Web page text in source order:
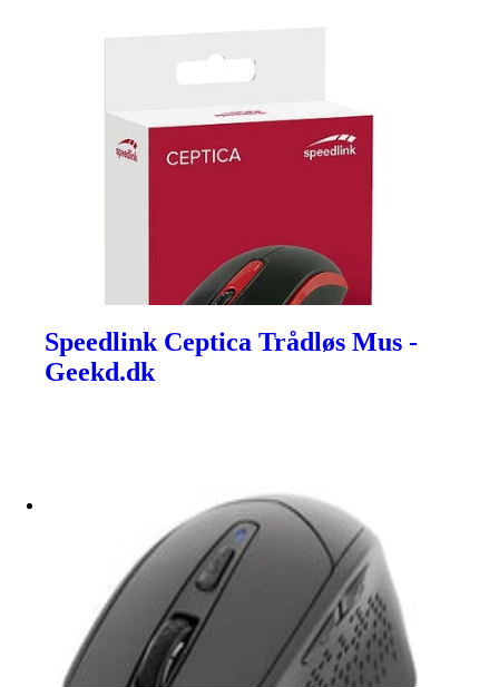
Speedlink Ceptica Trådløs Mus -
Geekd.dk